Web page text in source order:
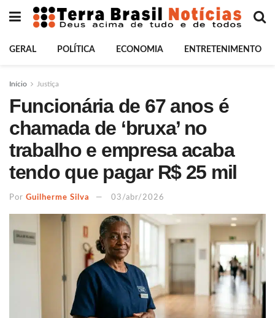
GERAL POLÍTICA ECONOMIA ENTRETENIMENTO
Início Justiça
Funcionária de 67 anos é
chamada de ‘bruxa’ no
trabalho e empresa acaba
tendo que pagar R$ 25 mil
Por Guilherme Silva 03/abr/2026